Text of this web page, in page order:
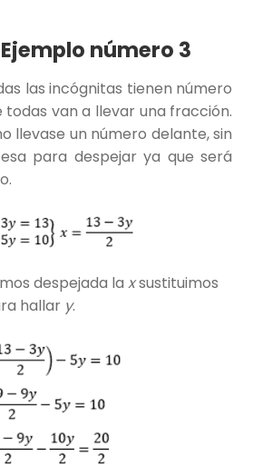
número 3
las incógnitas tienen número
van a llevar una fracción.
llevase un número delante, sin
para despejar ya que será
despejada la xsustituimos
hallar y.